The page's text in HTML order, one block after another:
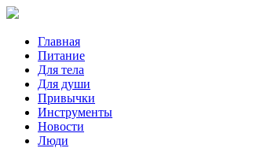
Главная
Питание
Для тела
Для души
Привычки
Инструменты
Новости
Люди